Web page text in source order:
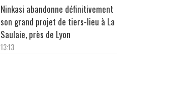
Ninkasi abandonne définitivement
son grand projet de tiers-lieu à La
Saulaie, près de Lyon
13:13